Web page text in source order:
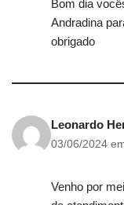
Bom dia
Andradina
obrigado
Leonardo
03/06/2024
Venho por